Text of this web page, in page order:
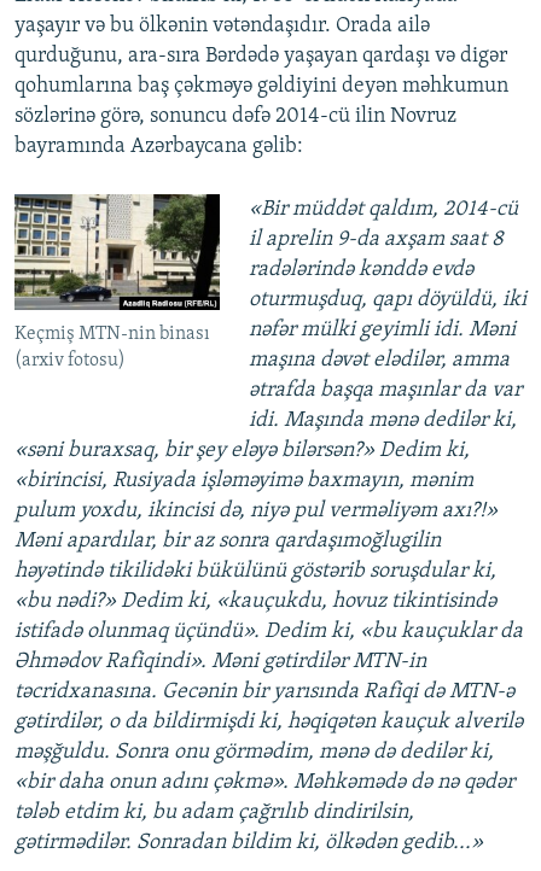
yaşayır və bu ölkənin vətəndaşıdır. Orada ailə
qurduğunu, ara-sıra Bərdədə yaşayan qardaşı və digər
qohumlarına baş çəkməyə gəldiyini deyən məhkumun
sözlərinə görə, sonuncu dəfə 2014-cü ilin Novruz
bayramında Azərbaycana gəlib:
Keçmiş MTN-nin binası
(arxiv fotosu)
«Bir müddət qaldım, 2014-cü
il aprelin 9-da axşam saat 8
radələrində kənddə evdə
oturmuşduq, qapı döyüldü, iki
nəfər mülki geyimli idi. Məni
maşına dəvət elədilər, amma
ətrafda başqa maşınlar da var
idi. Maşında mənə dedilər ki,
«səni buraxsaq, bir şey eləyə bilərsən?» Dedim ki,
«birincisi, Rusiyada işləməyimə baxmayın, mənim
pulum yoxdu, ikincisi də, niyə pul verməliyəm axı?!»
Məni apardılar, bir az sonra qardaşımoğlugilin
həyətində tikilidəki bükülünü göstərib soruşdular ki,
«bu nədi?» Dedim ki, «kauçukdu, hovuz tikintisində
istifadə olunmaq üçündü». Dedim ki, «bu kauçuklar da
Əhmədov Rafiqindi». Məni gətirdilər MTN-in
təcridxanasına. Gecənin bir yarısında Rafiqi də MTN-ə
gətirdilər, o da bildirmişdi ki, həqiqətən kauçuk alverilə
məşğuldu. Sonra onu görmədim, mənə də dedilər ki,
«bir daha onun adını çəkmə». Məhkəmədə də nə qədər
tələb etdim ki, bu adam çağrılıb dindirilsin,
gətirmədilər. Sonradan bildim ki, ölkədən gedib...»